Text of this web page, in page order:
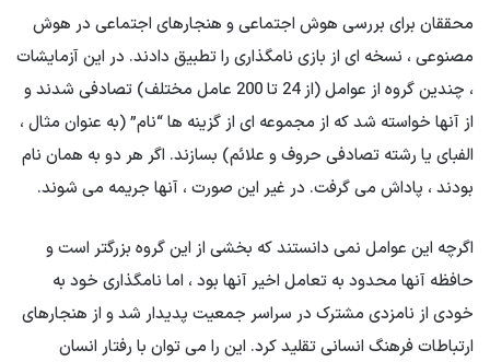
محققان برای بررسی هوش اجتماعی و هنجارهای اجتماعی در هوش
مصنوعی ، نسخه ای از بازی نامگذاری را تطبیق دادند. در این آزمایشات
، چندین گروه از عوامل (از 24 تا 200 عامل مختلف) تصادفی شدند و
از آنها خواسته شد که از مجموعه ای از گزینه ها “نام” (به عنوان مثال ،
الفبای یا رشته تصادفی حروف و علائم) بسازند. اگر هر دو به همان نام
بودند ، پاداش می گرفت. در غیر این صورت ، آنها جریمه می شوند.
اگرچه این عوامل نمی دانستند که بخشی از این گروه بزرگتر است و
حافظه آنها محدود به تعامل اخیر آنها بود ، اما نامگذاری خود به
خودی از نامزدی مشترک در سراسر جمعیت پدیدار شد و از هنجارهای
ارتباطات فرهنگ انسانی تقلید کرد. این را می توان با رفتار انسان